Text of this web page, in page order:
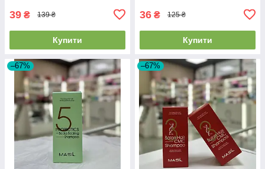
39 ₴ 139 ₴
Купити
36 ₴ 125 ₴
Купити
–67% –67%